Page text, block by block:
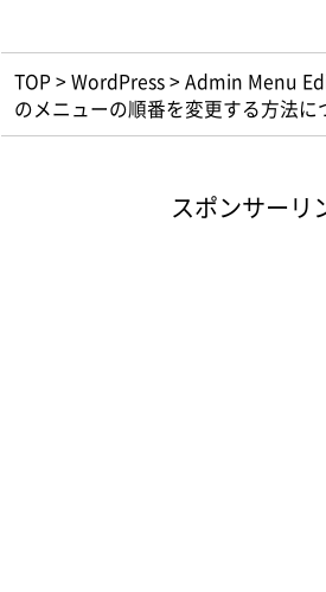
TOP > WordPress> Admin Menu
のメニューの順番を変更する方法に
スポンサーリ